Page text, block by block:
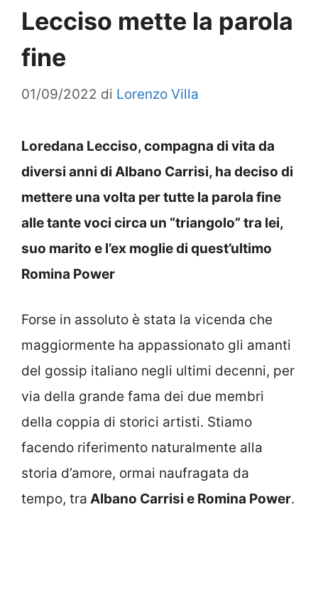
Lecciso mette la parola
fine
01/09/2022 di Lorenzo Villa
Loredana Lecciso, compagna di vita da
diversi anni di Albano Carrisi, ha deciso di
mettere una volta per tutte la parola fine
alle tante voci circa un “triangolo” tra lei,
suo marito e l’ex moglie di quest’ultimo
Romina Power
Forse in assoluto è stata la vicenda che
maggiormente ha appassionato gli amanti
del gossip italiano negli ultimi decenni, per
via della grande fama dei due membri
della coppia di storici artisti. Stiamo
facendo riferimento naturalmente alla
storia d’amore, ormai naufragata da
tempo, tra Albano Carrisi e Romina Power.